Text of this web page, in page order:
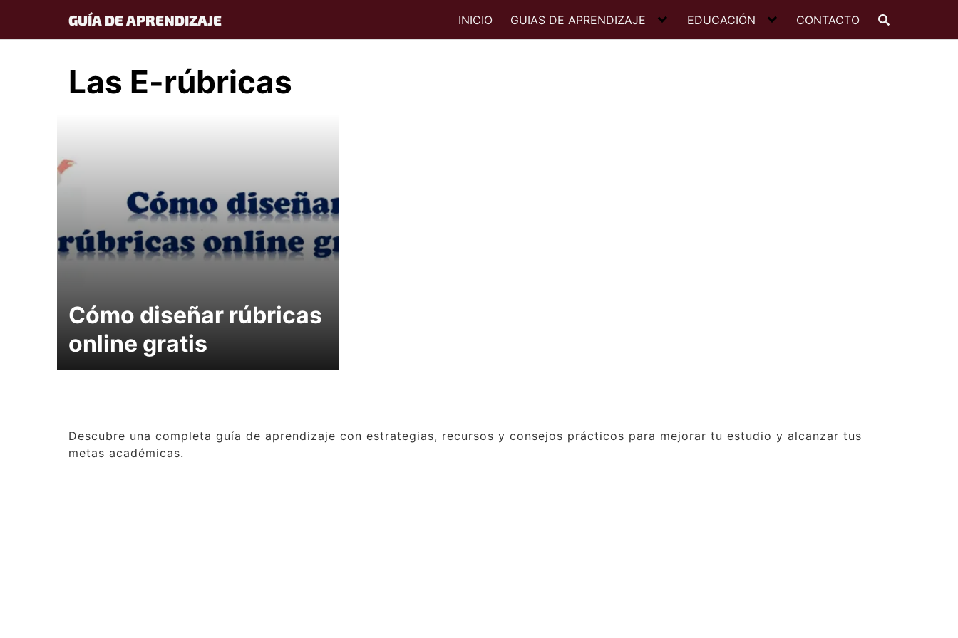
content
GUÍA DE APRENDIZAJE INICIO GUIAS DE APRENDIZAJE EDUCACIÓN CONTACTO
Las E-rúbricas
Cómo diseñar rúbricas
online gratis
Descubre una completa guía de aprendizaje con estrategias, recursos y consejos prácticos para mejorar tu estudio y alcanzar tus
metas académicas.